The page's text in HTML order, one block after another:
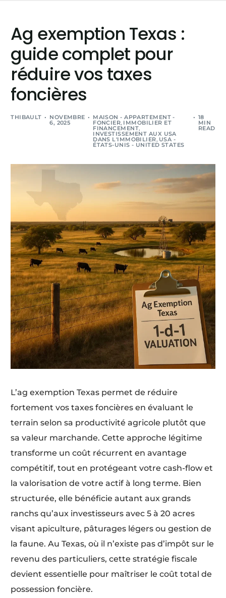
Ag exemption Texas :
guide complet pour
réduire vos taxes
foncières
THIBAULT NOVEMBRE
6, 2025
MAISON - APPARTEMENT -
FONCIER, IMMOBILIER ET
FINANCEMENT,
INVESTISSEMENT AUX USA
DANS L'IMMOBILIER, USA -
ÉTATS-UNIS - UNITED STATES
18
MIN
READ
L’ag exemption Texas permet de réduire
fortement vos taxes foncières en évaluant le
terrain selon sa productivité agricole plutôt que
sa valeur marchande. Cette approche légitime
transforme un coût récurrent en avantage
compétitif, tout en protégeant votre cash-flow et
la valorisation de votre actif à long terme. Bien
structurée, elle bénéficie autant aux grands
ranchs qu’aux investisseurs avec 5 à 20 acres
visant apiculture, pâturages légers ou gestion de
la faune. Au Texas, où il n’existe pas d’impôt sur le
revenu des particuliers, cette stratégie fiscale
devient essentielle pour maîtriser le coût total de
possession foncière.